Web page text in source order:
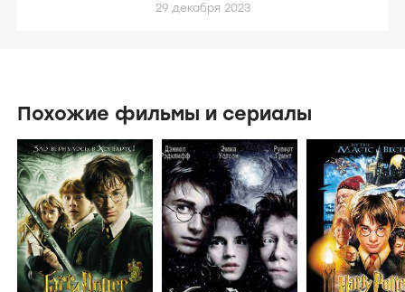
29 декабря 2023
Похожие фильмы и сериалы